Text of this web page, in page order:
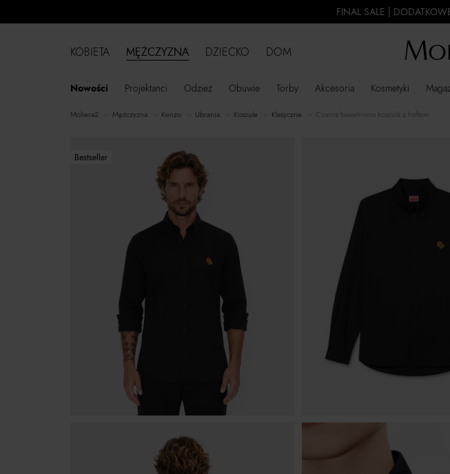
FINAL SALE |
KOBIETA MĘŻCZYZNA
Nowości Projektanci Odzież Obuwie Torby Akcesoria Kosmetyki
DZIECKO DOM
moliera2 mężczyzna Kenzo ubrania koszule klasyczne Czarna bawełniana koszula z haftem
Bestseller